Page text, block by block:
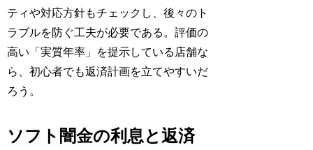
ティや対応方針もチェックし、後々のト
ラブルを防ぐ工夫が必要である。評価の
高い「実質年率」を提示している店舗な
ら、初心者でも返済計画を立てやすいだ
ろう。
ソフト闇金の利息と返済